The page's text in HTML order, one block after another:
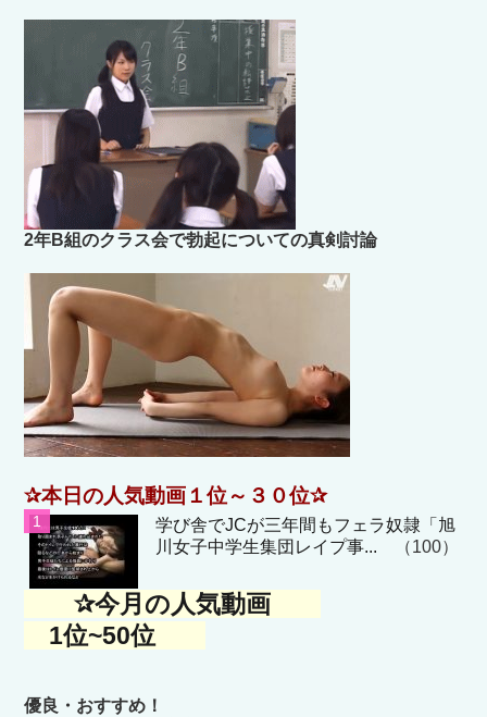
2年B組のクラス会で勃起についての真剣討論
✰本日の人気動画１位～３０位✰
学び舎でJCが三年間もフェラ奴隷「旭
川女子中学生集団レイプ事... （100）
✰今月の人気動画
1位~50位
優良・おすすめ！